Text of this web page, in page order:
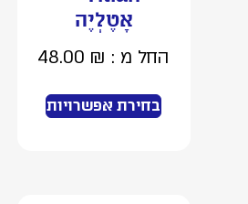
אָטֶלְיֶה
החל מ : 48.00₪
בחירת אפשרויות